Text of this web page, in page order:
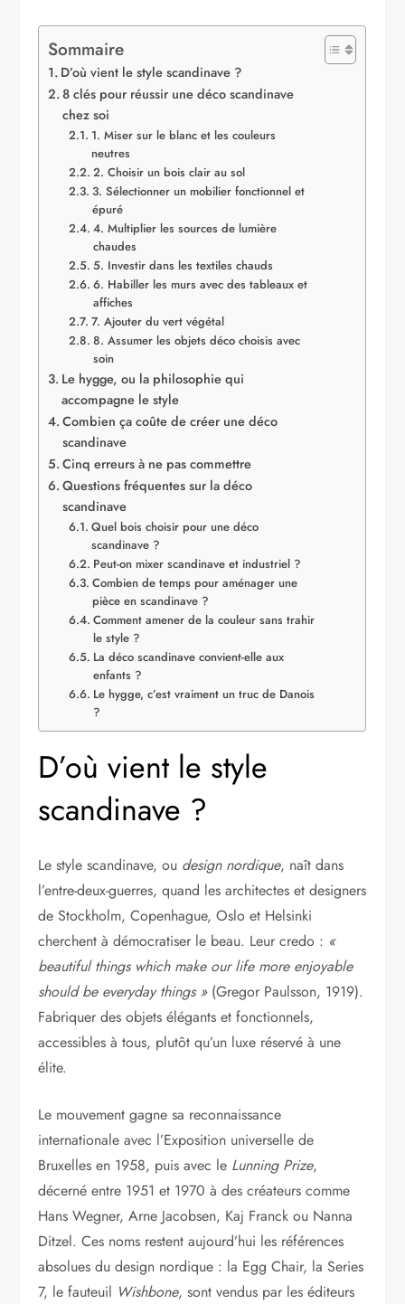
Sommaire
D’où vient le style scandinave ?
8 clés pour réussir une déco scandinave
chez soi
1. Miser sur le blanc et les couleurs
neutres
2. Choisir un bois clair au sol
3. Sélectionner un mobilier fonctionnel et
épuré
4. Multiplier les sources de lumière
chaudes
5. Investir dans les textiles chauds
6. Habiller les murs avec des tableaux et
affiches
7. Ajouter du vert végétal
8. Assumer les objets déco choisis avec
soin
Le hygge, ou la philosophie qui
accompagne le style
Combien ça coûte de créer une déco
scandinave
Cinq erreurs à ne pas commettre
Questions fréquentes sur la déco
scandinave
Quel bois choisir pour une déco
scandinave ?
Peut-on mixer scandinave et industriel ?
Combien de temps pour aménager une
pièce en scandinave ?
Comment amener de la couleur sans trahir
le style ?
La déco scandinave convient-elle aux
enfants ?
Le hygge, c’est vraiment un truc de Danois
?
D’où vient le style
scandinave ?
Le style scandinave, ou design nordique, naît dans
l’entre-deux-guerres, quand les architectes et designers
de Stockholm, Copenhague, Oslo et Helsinki
cherchent à démocratiser le beau. Leur credo : «
beautiful things which make our life more enjoyable
should be everyday things »(Gregor Paulsson, 1919).
Fabriquer des objets élégants et fonctionnels,
accessibles à tous, plutôt qu’un luxe réservé à une
élite.
Le mouvement gagne sa reconnaissance
internationale avec l’Exposition universelle de
Bruxelles en 1958, puis avec le Lunning Prize,
décerné entre 1951 et 1970 à des créateurs comme
Hans Wegner, Arne Jacobsen, Kaj Franck ou Nanna
Ditzel. Ces noms restent aujourd’hui les références
absolues du design nordique : la Egg Chair, la Series
7, le fauteuil Wishbone, sont vendus par les éditeurs